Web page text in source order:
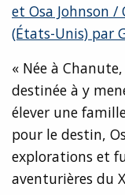
et Osa Johnson /
(États-Unis) par
« Née à
destinée à y
élever une
pour le destin,
explorations et
aventurières du